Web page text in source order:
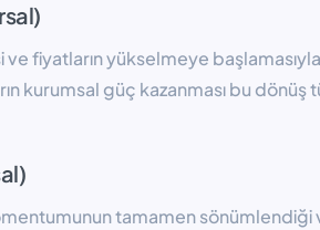
fiyatların yükselmeye
kurumsal güç kazanması bu dönüş
tamamen sönümlendiği